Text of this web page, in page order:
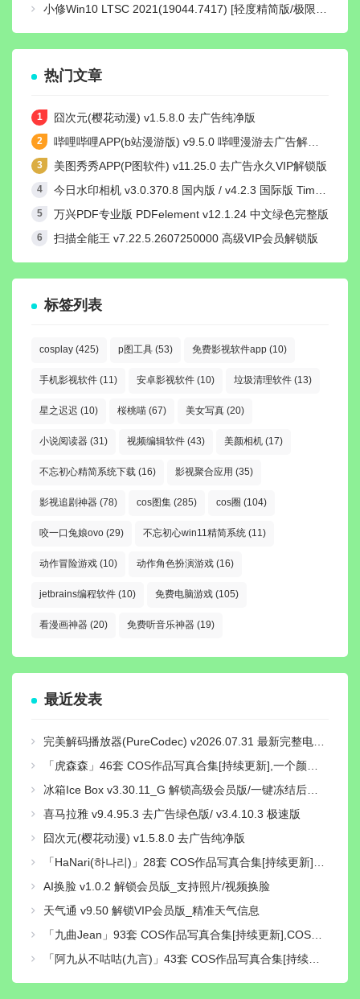
小修Win10 LTSC 2021(19044.7417) [轻度精简版/极限精简版]
热门文章
囧次元(樱花动漫) v1.5.8.0 去广告纯净版
哔哩哔哩APP(b站漫游版) v9.5.0 哔哩漫游去广告解除版权受限
美图秀秀APP(P图软件) v11.25.0 去广告永久VIP解锁版
今日水印相机 v3.0.370.8 国内版 / v4.2.3 国际版 Timemark高级VIP会员解锁版
万兴PDF专业版 PDFelement v12.1.24 中文绿色完整版
扫描全能王 v7.22.5.2607250000 高级VIP会员解锁版
标签列表
cosplay (425) p图工具 (53) 免费影视软件app (10)
手机影视软件 (11) 安卓影视软件 (10) 垃圾清理软件 (13)
星之迟迟 (10) 桜桃喵 (67) 美女写真 (20)
小说阅读器 (31) 视频编辑软件 (43) 美颜相机 (17)
不忘初心精简系统下载 (16) 影视聚合应用 (35)
影视追剧神器 (78) cos图集 (285) cos圈 (104)
咬一口兔娘ovo (29) 不忘初心win11精简系统 (11)
动作冒险游戏 (10) 动作角色扮演游戏 (16)
jetbrains编程软件 (10) 免费电脑游戏 (105)
看漫画神器 (20) 免费听音乐神器 (19)
最近发表
完美解码播放器(PureCodec) v2026.07.31 最新完整电脑版 | 电脑播放器影音解码包
「虎森森」46套 COS作品写真合集[持续更新],一个颜值与才华并存的Coser小姐姐
冰箱Ice Box v3.30.11_G 解锁高级会员版/一键冻结后台运行/省电省流
喜马拉雅 v9.4.95.3 去广告绿色版/ v3.4.10.3 极速版
囧次元(樱花动漫) v1.5.8.0 去广告纯净版
「HaNari(하나리)」28套 COS作品写真合集[持续更新]，魅力模特与音乐魔法师的双重身份
AI换脸 v1.0.2 解锁会员版_支持照片/视频换脸
天气通 v9.50 解锁VIP会员版_精准天气信息
「九曲Jean」93套 COS作品写真合集[持续更新],COS界的独特魅力与神秘性别之谜
「阿九从不咕咕(九言)」43套 COS作品写真合集[持续更新]，用心演绎舞台上的魅力！